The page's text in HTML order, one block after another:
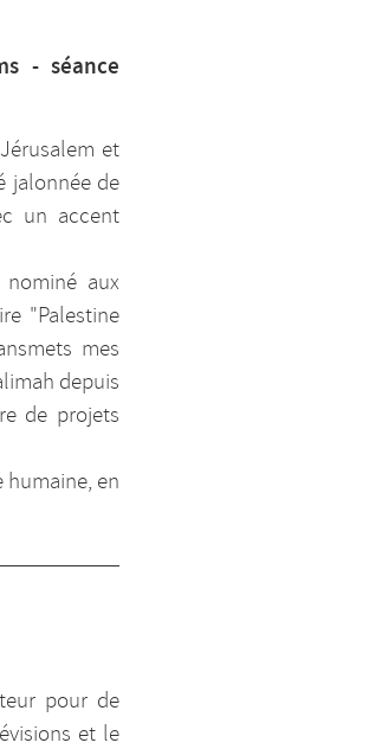
- séance
et
jalonnée de
un accent
nominé aux
"Palestine
mes
depuis
de projets
humaine, en
pour de
et le